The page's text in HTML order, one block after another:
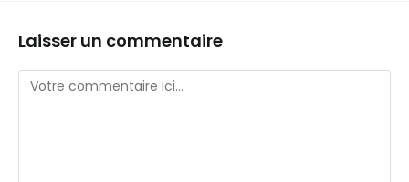
Laisser un commentaire